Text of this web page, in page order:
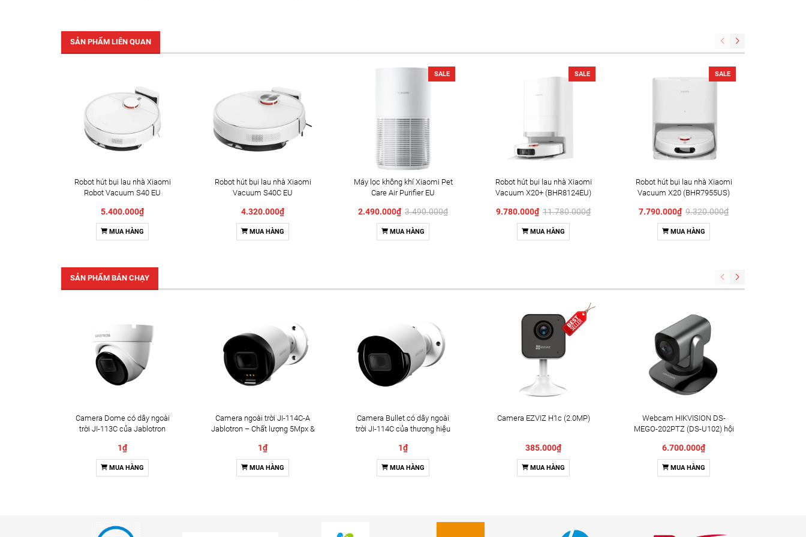
SẢN PHẨM LIÊN QUAN
Robot hút bụi lau nhà Xiaomi
Robot Vacuum S40 EU
5.400.000₫
MUA HÀNG
Robot hút bụi lau nhà Xiaomi
Vacuum S40C EU
4.320.000₫
MUA HÀNG
SALE
Máy lọc không khí Xiaomi Pet
Care Air Purifier EU
2.490.000₫ 3.490.000₫
MUA HÀNG
SALE
Robot hút bụi lau nhà Xiaomi
Vacuum X20+ (BHR8124EU)
9.780.000₫ 11.780.000₫
MUA HÀNG
SALE
Robot hút bụi lau nhà Xiaomi
Vacuum X20 (BHR7955US)
7.790.000₫ 9.320.000₫
MUA HÀNG
SẢN PHẨM BÁN CHẠY
Camera Dome có dây ngoài
trời JI-113C của Jablotron
1₫
MUA HÀNG
Camera ngoài trời JI-114C-A
Jablotron – Chất lượng 5Mpx &
1₫
MUA HÀNG
Camera Bullet có dây ngoài
trời JI-114C của thương hiệu
1₫
MUA HÀNG
Camera EZVIZ H1c (2.0MP)
385.000₫
MUA HÀNG
Webcam HIKVISION DS-
MEGO-202PTZ (DS-U102) hội
6.700.000₫
MUA HÀNG